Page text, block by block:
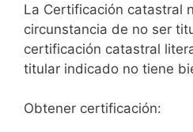
La Certificación catastral
circunstancia de no ser
certificación catastral
titular indicado no tiene
Obtener certificación: